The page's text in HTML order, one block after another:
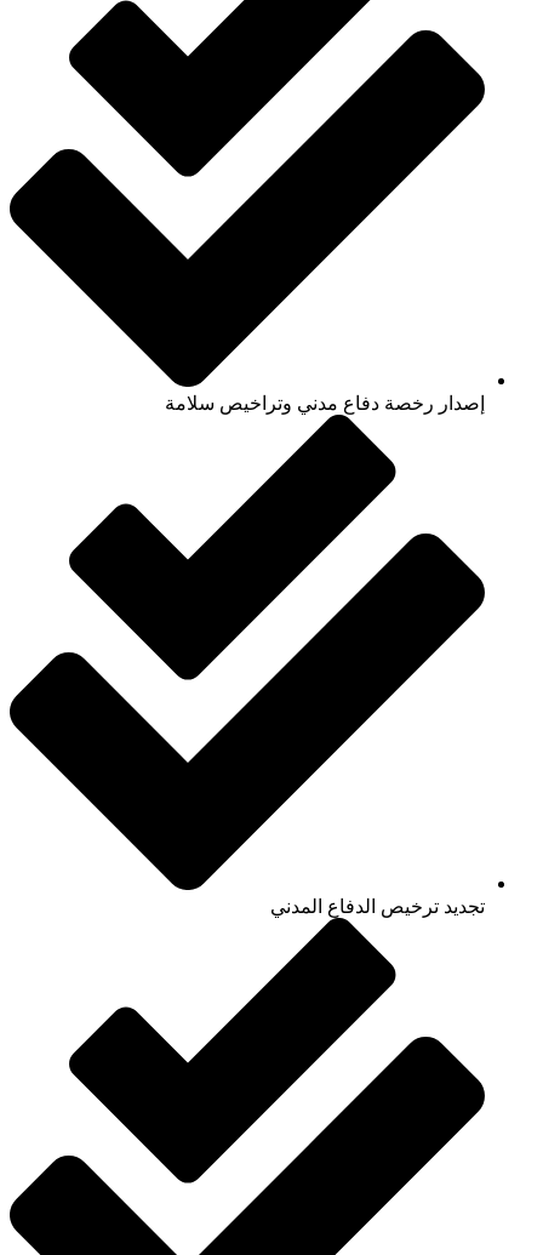
إصدار رخصة دفاع مدني وتراخيص سلامة
تجديد ترخيص الدفاع المدني